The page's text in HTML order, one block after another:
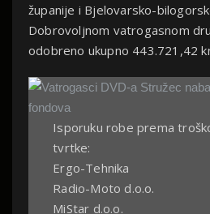
županije i Bjelovarsko-
Dobrovoljnom vatrogasnom
odobreno ukupno 443.721,42
Isporuku robe prema
tvrtke:
Ergo-Tehnika
Radio-Moto d.o.o.
MiStar d.o.o.